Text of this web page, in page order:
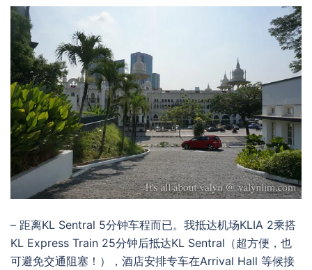
– 距离KL Sentral 5分钟车程而已。我抵达机场KLIA 2乘搭
KL Express Train 25分钟后抵达KL Sentral（超方便，也
可避免交通阻塞！），酒店安排专车在Arrival Hall 等候接